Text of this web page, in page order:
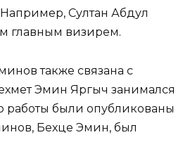
Султан Абдул
главным визирем.
также связана с
Эмин Яргыч занимался
работы были опубликованы
Бехце Эмин, был